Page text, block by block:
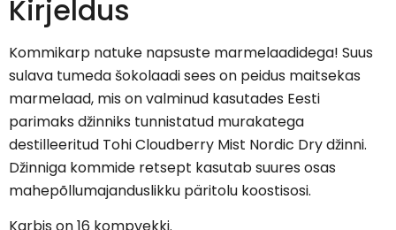
Kirjeldus
Kommikarp natuke napsuste marmelaadidega! Suus
sulava tumeda šokolaadi sees on peidus maitsekas
marmelaad, mis on valminud kasutades Eesti
parimaks džinniks tunnistatud murakatega
destilleeritud Tohi Cloudberry Mist Nordic Dry džinni.
Džinniga kommide retsept kasutab suures osas
mahepõllumajanduslikku päritolu koostisosi.